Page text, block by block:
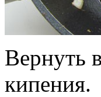
Вернуть
кипения.